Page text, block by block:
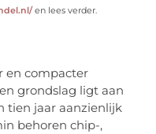
en lees verder.
en compacter
grondslag ligt aan
tien jaar aanzienlijk
behoren chip-,